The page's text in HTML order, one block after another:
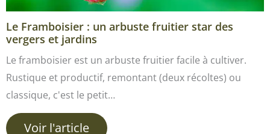
Le Framboisier : un arbuste fruitier star des
vergers et jardins
Le framboisier est un arbuste fruitier facile à cultiver.
Rustique et productif, remontant (deux récoltes) ou
classique, c'est le petit…
Voir l'article